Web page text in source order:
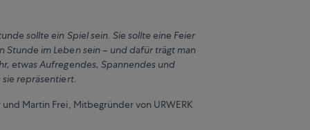
sollte ein Spiel sein. Sie sollte eine Feier
Stunde im Leben sein – und dafür trägt man
etwas Aufregendes, Spannendes und
repräsentiert.
und Martin Frei, Mitbegründer von URWERK